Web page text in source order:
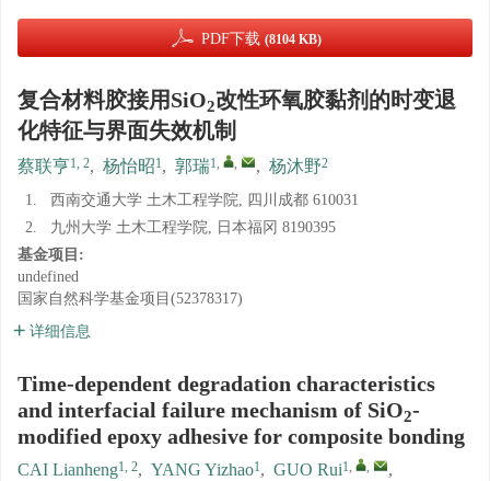
PDF下载 (8104 KB)
复合材料胶接用SiO2改性环氧胶黏剂的时变退
化特征与界面失效机制
蔡联亨1, 2, 杨怡昭1, 郭瑞1, , , 杨沐野2
1.
西南交通大学 土木工程学院, 四川成都 610031
2.
九州大学 土木工程学院, 日本福冈 8190395
基金项目:
undefined
国家自然科学基金项目(52378317)
详细信息
Time-dependent degradation characteristics
and interfacial failure mechanism of SiO2-
modified epoxy adhesive for composite bonding
CAI Lianheng1, 2, YANG Yizhao1, GUO Rui1, ,
,